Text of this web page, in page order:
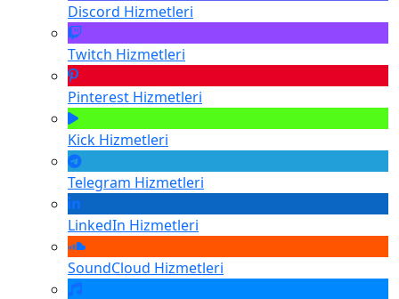
Discord Hizmetleri
Twitch Hizmetleri
Pinterest Hizmetleri
Kick Hizmetleri
Telegram Hizmetleri
LinkedIn Hizmetleri
SoundCloud Hizmetleri